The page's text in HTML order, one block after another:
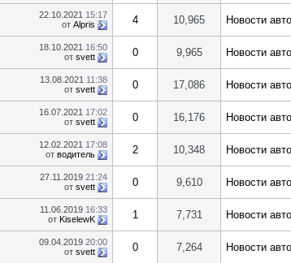
22.10.2021 15:17
от Alpris 4 10,965 Новости
18.10.2021 16:50
от svett 0 9,965 Новости
13.08.2021 11:38
от svett 0 17,086 Новости
16.07.2021 17:02
от svett 0 16,176 Новости
12.02.2021 17:08
от водитель 2 10,348 Новости
27.11.2019 21:24
от svett 0 9,610 Новости
11.06.2019 16:33
от KiselewK 1 7,731 Новости
09.04.2019 20:00
от svett 0 7,264 Новости